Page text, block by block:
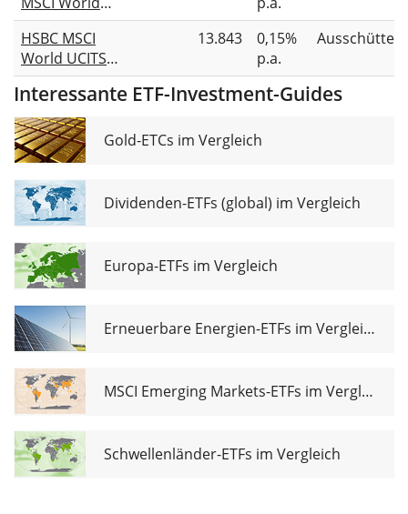
Unhedged
UCITS ETF Acc
HSBC MSCI
World UCITS
ETF USD
13.843
0,15%
p.a.
Interessante ETF-Investment-Guides
Gold-ETCs im Vergleich
Dividenden-ETFs (global) im Vergleich
Europa-ETFs im Vergleich
Erneuerbare Energien-ETFs im Vergleich
MSCI Emerging Markets-ETFs im Vergleich
Schwellenländer-ETFs im Vergleich